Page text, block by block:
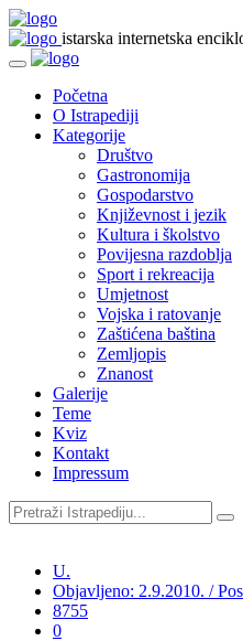
istarska internetska
Početna
O Istrapediji
Kategorije
Društvo
Gastronomija
Gospodarstvo
Književnost i jezik
Kultura i školstvo
Povijesna razdoblja
Sport i rekreacija
Umjetnost
Vojska i ratovanje
Zaštićena baština
Zemljopis
Znanost
Galerije
Teme
Kviz
Kontakt
Impressum
U.
Objavljeno: 2.9.2010. /
8755
0